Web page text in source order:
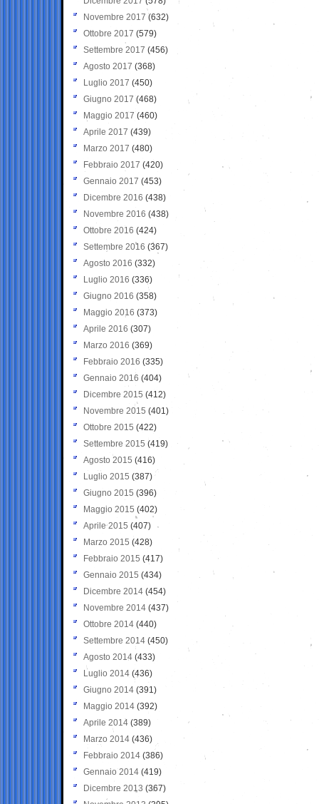
Novembre 2017 (632)
Ottobre 2017 (579)
Settembre 2017 (456)
Agosto 2017 (368)
Luglio 2017 (450)
Giugno 2017 (468)
Maggio 2017 (460)
Aprile 2017 (439)
Marzo 2017 (480)
Febbraio 2017 (420)
Gennaio 2017 (453)
Dicembre 2016 (438)
Novembre 2016 (438)
Ottobre 2016 (424)
Settembre 2016 (367)
Agosto 2016 (332)
Luglio 2016 (336)
Giugno 2016 (358)
Maggio 2016 (373)
Aprile 2016 (307)
Marzo 2016 (369)
Febbraio 2016 (335)
Gennaio 2016 (404)
Dicembre 2015 (412)
Novembre 2015 (401)
Ottobre 2015 (422)
Settembre 2015 (419)
Agosto 2015 (416)
Luglio 2015 (387)
Giugno 2015 (396)
Maggio 2015 (402)
Aprile 2015 (407)
Marzo 2015 (428)
Febbraio 2015 (417)
Gennaio 2015 (434)
Dicembre 2014 (454)
Novembre 2014 (437)
Ottobre 2014 (440)
Settembre 2014 (450)
Agosto 2014 (433)
Luglio 2014 (436)
Giugno 2014 (391)
Maggio 2014 (392)
Aprile 2014 (389)
Marzo 2014 (436)
Febbraio 2014 (386)
Gennaio 2014 (419)
Dicembre 2013 (367)